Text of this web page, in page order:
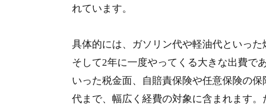
2-5.
れています。
具体的には、ガソリン代や軽油代といっ
そして2年に一度やってくる大きな出費で
いった税金面、自賠責保険や任意保険の
代まで、幅広く経費の対象に含まれます